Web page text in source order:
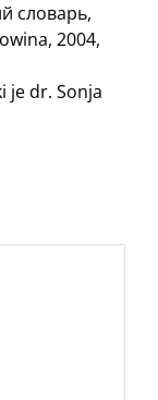
словарь,
2004,
je dr. Sonja